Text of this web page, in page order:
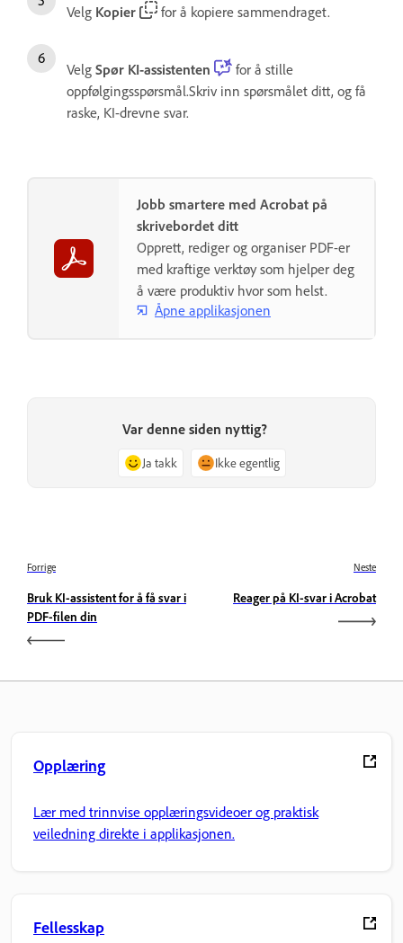
Velg Kopier for å kopiere sammendraget.
Velg Spør KI-assistenten
for å stille
oppfølgingsspørsmål.Skriv inn spørsmålet ditt, og få
raske, KI-drevne svar.
Jobb smartere med Acrobat på
skrivebordet ditt
Opprett, rediger og organiser PDF-er
med kraftige verktøy som hjelper deg
å være produktiv hvor som helst.
Åpne applikasjonen
Var denne siden nyttig?
Ja takk Ikke egentlig
Forrige
Bruk KI-assistent for å få svar i
PDF-filen din
Neste
Reager på KI-svar i Acrobat
Opplæring
Lær med trinnvise opplæringsvideoer og praktisk
veiledning direkte i applikasjonen.
Fellesskap